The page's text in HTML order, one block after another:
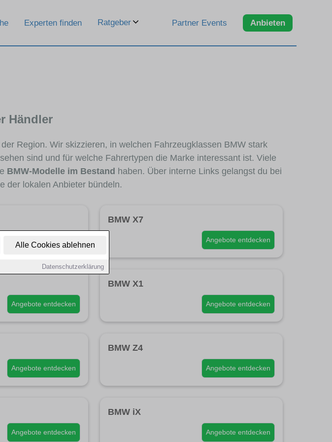
Alle Cookies ablehnen
Datenschutzerklärung
Experten finden Ratgeber Partner Events Anbieten
Händler
Region. Wir skizzieren, in welchen Fahrzeugklassen BMW stark
sind und für welche Fahrertypen die Marke interessant ist. Viele
BMW-Modelle im Bestand haben. Über interne Links gelangst du bei
der lokalen Anbieter bündeln.
BMW X7
Angebote entdecken
Angebote entdecken
BMW X1
Angebote entdecken
Angebote entdecken
BMW Z4
Angebote entdecken
Angebote entdecken
BMW iX
Angebote entdecken